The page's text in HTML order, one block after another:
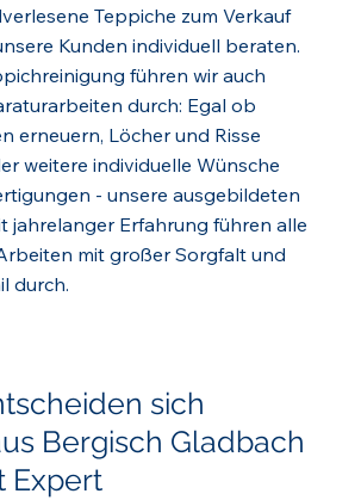
Teppiche zum Verkauf
Kunden individuell beraten.
führen wir auch
durch: Egal ob
erneuern, Löcher und Risse
weitere individuelle Wünsche
- unsere ausgebildeten
jahrelanger Erfahrung führen alle
mit großer Sorgfalt und
durch.
sich
Bergisch Gladbach
Expert